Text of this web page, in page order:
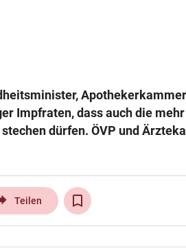
KG 2026
Apothekerkammer
Impfraten, dass auch die
dürfen. ÖVP und
Teilen